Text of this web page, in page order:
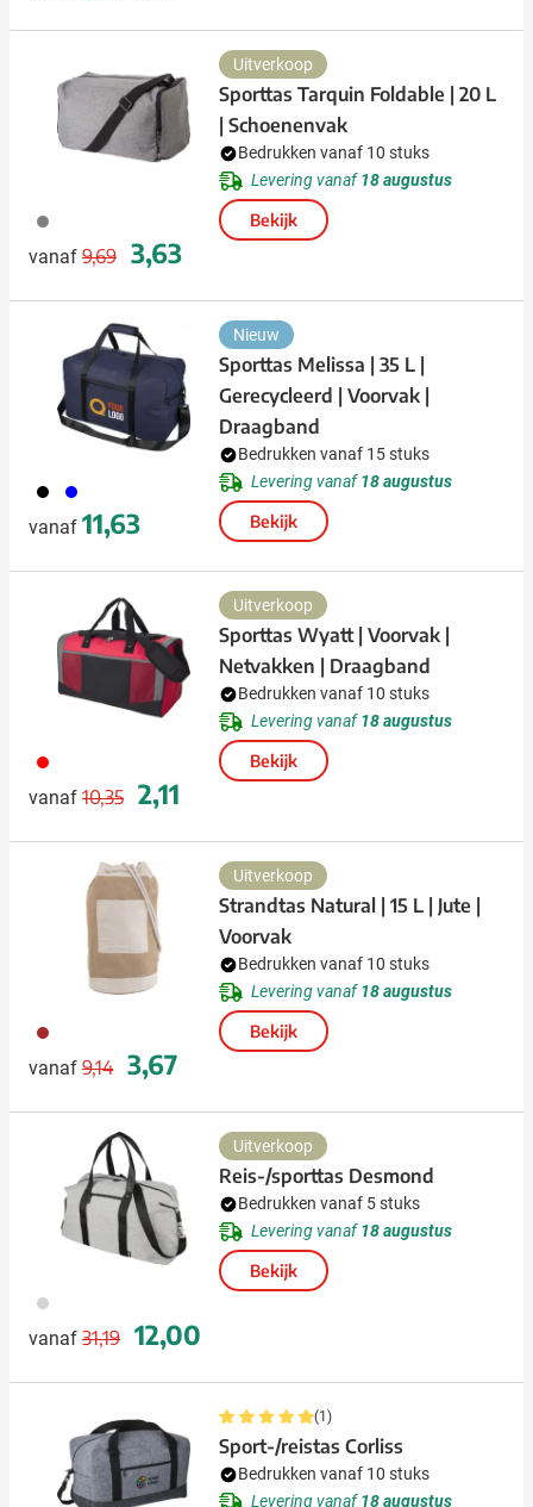
003
vanaf
Normale prijs
9,69
Speciale prijs
3,63
Uitverkoop
Sporttas Tarquin Foldable | 20 L
| Schoenenvak
Bedrukken vanaf 10 stuks
Levering vanaf18 augustus
Bekijk
001 005
vanaf 11,63
Nieuw
Sporttas Melissa | 35 L |
Gerecycleerd | Voorvak |
Draagband
Bedrukken vanaf 15 stuks
Levering vanaf18 augustus
Bekijk
008
vanaf
Normale prijs
10,35
Speciale prijs
2,11
Uitverkoop
Sporttas Wyatt | Voorvak |
Netvakken | Draagband
Bedrukken vanaf 10 stuks
Levering vanaf18 augustus
Bekijk
011
vanaf
Normale prijs
9,14
Speciale prijs
3,67
Uitverkoop
Strandtas Natural | 15 L | Jute |
Voorvak
Bedrukken vanaf 10 stuks
Levering vanaf18 augustus
Bekijk
027
vanaf
Normale prijs
31,19
Speciale prijs
12,00
Uitverkoop
Reis-/sporttas Desmond
Bedrukken vanaf 5 stuks
Levering vanaf18 augustus
Bekijk
(1)
Sport-/reistas Corliss
Bedrukken vanaf 10 stuks
Levering vanaf18 augustus